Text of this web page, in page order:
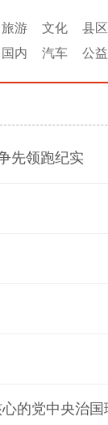
旅游 文化
县区
国内 汽车 公益
先领跑纪实